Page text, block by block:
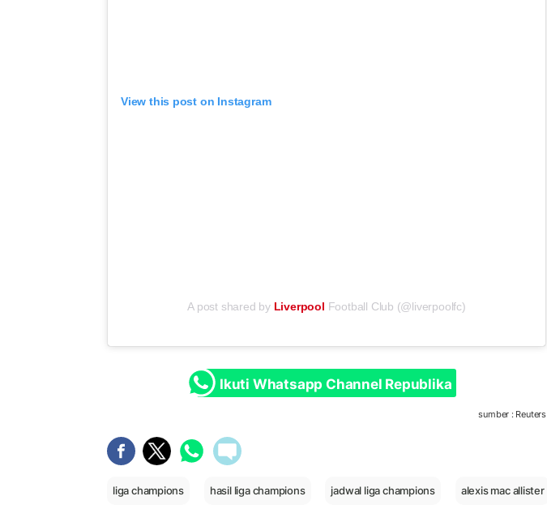
View this post on Instagram
A post shared byLiverpool Football Club (@liverpoolfc)
Ikuti Whatsapp Channel Republika
sumber : Reuters
liga champions hasil liga champions jadwal liga champions alexis mac allister